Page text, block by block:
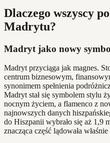
Dlaczego wszyscy
Madrytu?
Madryt jako nowy
Madryt przyciąga jak magnes.
centrum biznesowym,
synonimem spełnienia
Madryt stał się symbolem stylu
nocnym życiem, a flamenco z
najnowszych danych
do Hiszpanii wybrało się aż 1,9
znacząca część lądowała